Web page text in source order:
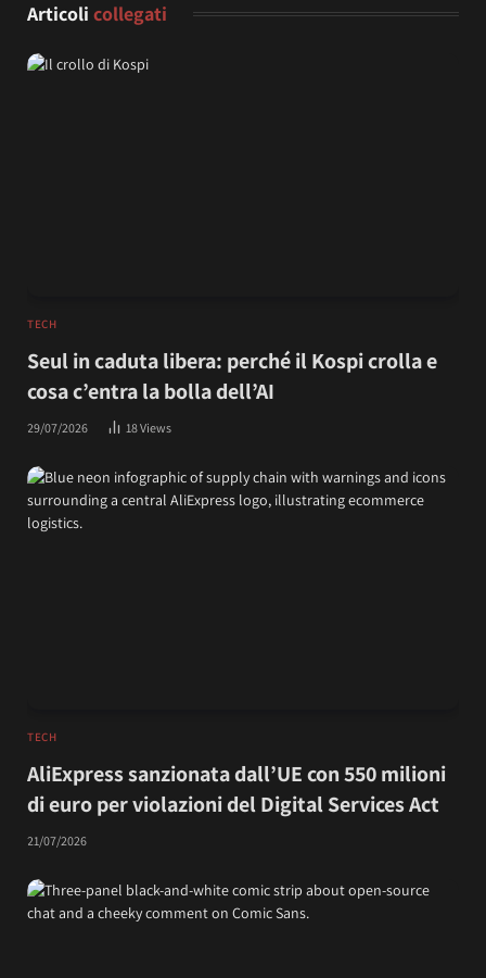
Articoli collegati
TECH
Seul in caduta libera: perché il Kospi crolla e
cosa c’entra la bolla dell’AI
29/07/2026 18Views
TECH
AliExpress sanzionata dall’UE con 550 milioni
di euro per violazioni del Digital Services Act
21/07/2026